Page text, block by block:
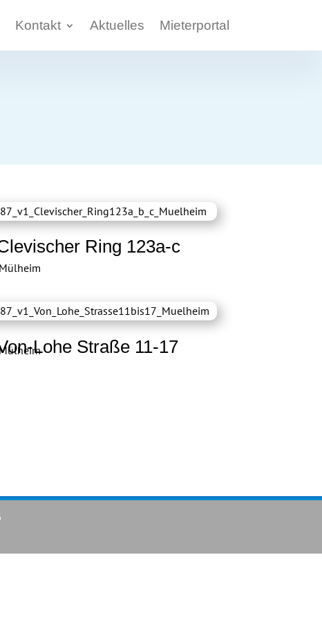
Kontakt Aktuelles Mieterportal
Ring 123a-c
Mülheim
Lohe Straße 11-17